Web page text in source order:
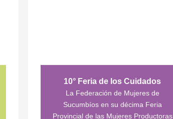
10° Feria de los Cuidados
La Federación de Mujeres de
Sucumbíos en su décima Feria
Provincial de las Mujeres Productoras